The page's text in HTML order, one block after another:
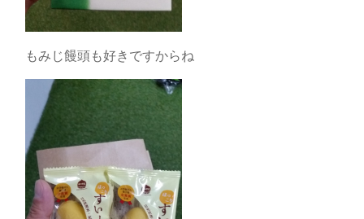
もみじ饅頭も好きですからね